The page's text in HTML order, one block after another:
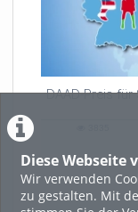
Diese Webseite
Wir verwenden
zu gestalten. Mit
DAAD-Preis
02:54 duration
3835